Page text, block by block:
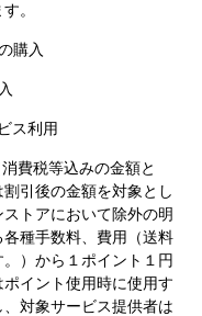
。
購入
ス利用
費税等込みの金額と
引後の金額を対象とし
トアにおいて除外の明
種手数料、費用（送料
）から１ポイント１円
イント使用時に使用す
対象サービス提供者は